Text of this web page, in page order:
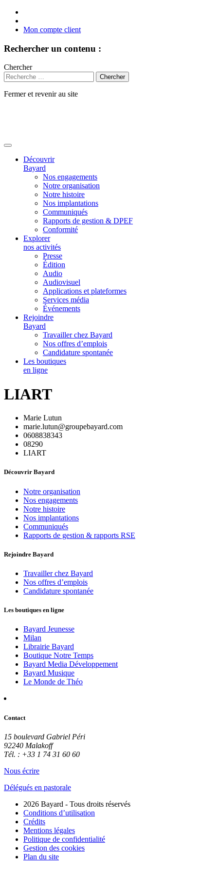
Mon compte client
Rechercher un contenu :
Chercher
Fermer et revenir au site
Découvrir
Bayard
Nos engagements
Notre organisation
Notre histoire
Nos implantations
Communiqués
Rapports de gestion & DPEF
Conformité
Explorer
nos activités
Presse
Édition
Audio
Audiovisuel
Applications et plateformes
Services média
Événements
Rejoindre
Bayard
Travailler chez Bayard
Nos offres d’emplois
Candidature spontanée
Les boutiques
en ligne
LIART
Marie Lutun
marie.lutun@groupebayard.com
0608838343
08290
LIART
Découvrir Bayard
Notre organisation
Nos engagements
Notre histoire
Nos implantations
Communiqués
Rapports de gestion & rapports RSE
Rejoindre Bayard
Travailler chez Bayard
Nos offres d’emplois
Candidature spontanée
Les boutiques en ligne
Bayard Jeunesse
Milan
Librairie Bayard
Boutique Notre Temps
Bayard Media Développement
Bayard Musique
Le Monde de Théo
Contact
15 boulevard Gabriel Péri
92240 Malakoff
Tél. : +33 1 74 31 60 60
Nous écrire
Délégués en pastorale
2026 Bayard - Tous droits réservés
Conditions d’utilisation
Crédits
Mentions légales
Politique de confidentialité
Gestion des cookies
Plan du site